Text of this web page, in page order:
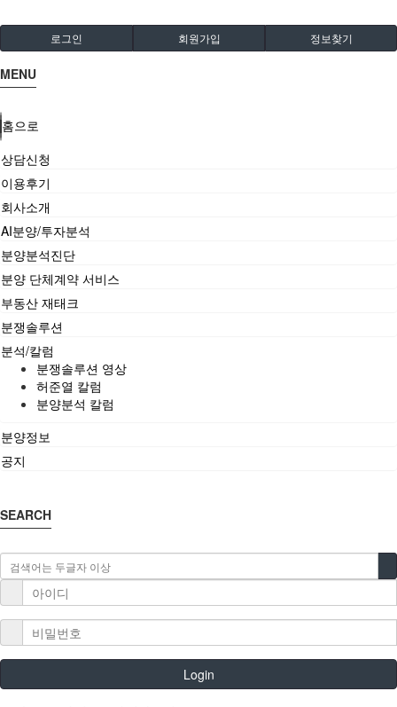
로그인 회원가입 정보찾기
MENU
홈으로
상담신청
이용후기
회사소개
AI분양/투자분석
분양분석진단
분양 단체계약 서비스
부동산 재태크
분쟁솔루션
분석/칼럼
분쟁솔루션 영상
허준열 칼럼
분양분석 칼럼
분양정보
공지
SEARCH
Login